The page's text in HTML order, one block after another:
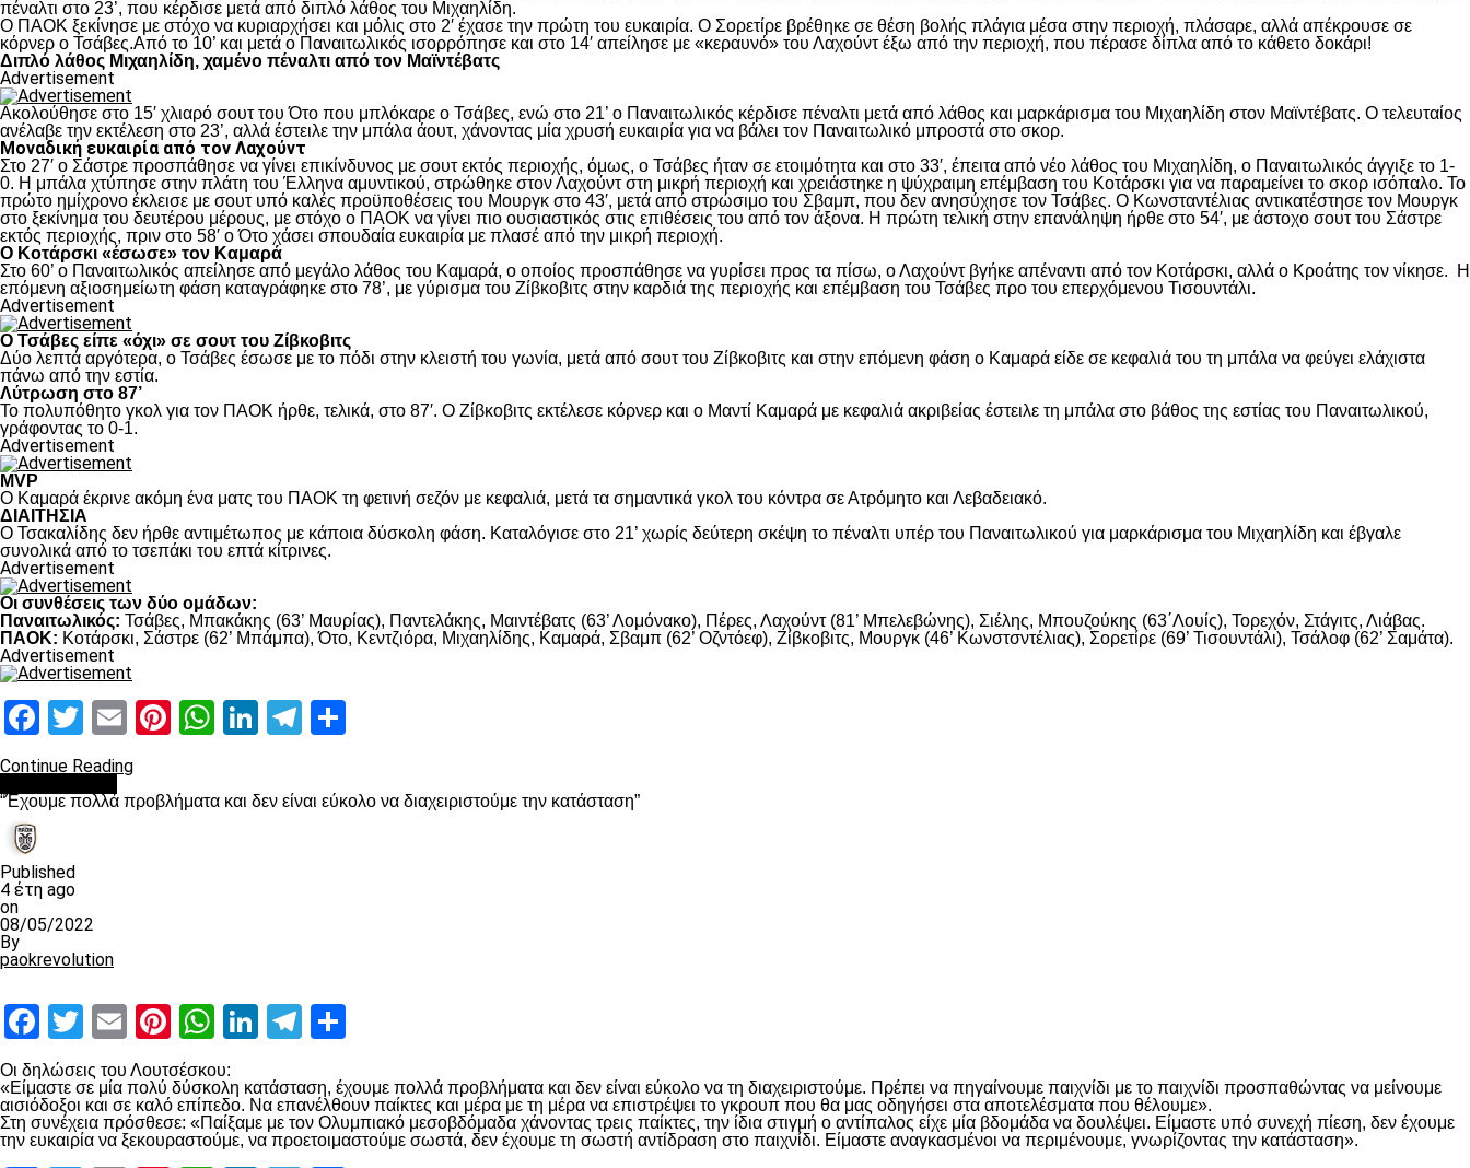
πέναλτι στο 23’, που κέρδισε μετά από διπλό λάθος του Μιχαηλίδη.
Ο ΠΑΟΚ ξεκίνησε με στόχο να κυριαρχήσει και μόλις στο 2′ έχασε την πρώτη του ευκαιρία. Ο Σορετίρε βρέθηκε σε θέση βολής πλάγια μέσα στην περιοχή, πλάσαρε, αλλά απέκρουσε σε
κόρνερ ο Τσάβες.Από το 10’ και μετά ο Παναιτωλικός ισορρόπησε και στο 14′ απείλησε με «κεραυνό» του Λαχούντ έξω από την περιοχή, που πέρασε δίπλα από το κάθετο δοκάρι!
Διπλό λάθος Μιχαηλίδη, χαμένο πέναλτι από τον Μαϊντέβατς
Advertisement
Ακολούθησε στο 15′ χλιαρό σουτ του Ότο που μπλόκαρε ο Τσάβες, ενώ στο 21’ ο Παναιτωλικός κέρδισε πέναλτι μετά από λάθος και μαρκάρισμα του Μιχαηλίδη στον Μαϊντέβατς. Ο τελευταίος
ανέλαβε την εκτέλεση στο 23’, αλλά έστειλε την μπάλα άουτ, χάνοντας μία χρυσή ευκαιρία για να βάλει τον Παναιτωλικό μπροστά στο σκορ.
Μοναδική ευκαιρία από τον Λαχούντ
Στο 27′ ο Σάστρε προσπάθησε να γίνει επικίνδυνος με σουτ εκτός περιοχής, όμως, ο Τσάβες ήταν σε ετοιμότητα και στο 33′, έπειτα από νέο λάθος του Μιχαηλίδη, ο Παναιτωλικός άγγιξε το 1-
0. Η μπάλα χτύπησε στην πλάτη του Έλληνα αμυντικού, στρώθηκε στον Λαχούντ στη μικρή περιοχή και χρειάστηκε η ψύχραιμη επέμβαση του Κοτάρσκι για να παραμείνει το σκορ ισόπαλο. Το
πρώτο ημίχρονο έκλεισε με σουτ υπό καλές προϋποθέσεις του Μουργκ στο 43′, μετά από στρώσιμο του Σβαμπ, που δεν ανησύχησε τον Τσάβες. Ο Κωνσταντέλιας αντικατέστησε τον Μουργκ
στο ξεκίνημα του δευτέρου μέρους, με στόχο ο ΠΑΟΚ να γίνει πιο ουσιαστικός στις επιθέσεις του από τον άξονα. Η πρώτη τελική στην επανάληψη ήρθε στο 54′, με άστοχο σουτ του Σάστρε
εκτός περιοχής, πριν στο 58′ ο Ότο χάσει σπουδαία ευκαιρία με πλασέ από την μικρή περιοχή.
Ο Κοτάρσκι «έσωσε» τον Καμαρά
Στο 60’ ο Παναιτωλικός απείλησε από μεγάλο λάθος του Καμαρά, ο οποίος προσπάθησε να γυρίσει προς τα πίσω, ο Λαχούντ βγήκε απέναντι από τον Κοτάρσκι, αλλά ο Κροάτης τον νίκησε. Η
επόμενη αξιοσημείωτη φάση καταγράφηκε στο 78’, με γύρισμα του Ζίβκοβιτς στην καρδιά της περιοχής και επέμβαση του Τσάβες προ του επερχόμενου Τισουντάλι.
Advertisement
Ο Τσάβες είπε «όχι» σε σουτ του Ζίβκοβιτς
Δύο λεπτά αργότερα, ο Τσάβες έσωσε με το πόδι στην κλειστή του γωνία, μετά από σουτ του Ζίβκοβιτς και στην επόμενη φάση ο Καμαρά είδε σε κεφαλιά του τη μπάλα να φεύγει ελάχιστα
πάνω από την εστία.
Λύτρωση στο 87’
Το πολυπόθητο γκολ για τον ΠΑΟΚ ήρθε, τελικά, στο 87′. Ο Ζίβκοβιτς εκτέλεσε κόρνερ και ο Μαντί Καμαρά με κεφαλιά ακριβείας έστειλε τη μπάλα στο βάθος της εστίας του Παναιτωλικού,
γράφοντας το 0-1.
Advertisement
MVP
Ο Καμαρά έκρινε ακόμη ένα ματς του ΠΑΟΚ τη φετινή σεζόν με κεφαλιά, μετά τα σημαντικά γκολ του κόντρα σε Ατρόμητο και Λεβαδειακό.
ΔΙΑΙΤΗΣΙΑ
Ο Τσακαλίδης δεν ήρθε αντιμέτωπος με κάποια δύσκολη φάση. Καταλόγισε στο 21’ χωρίς δεύτερη σκέψη το πέναλτι υπέρ του Παναιτωλικού για μαρκάρισμα του Μιχαηλίδη και έβγαλε
συνολικά από το τσεπάκι του επτά κίτρινες.
Advertisement
Οι συνθέσεις των δύο ομάδων:
Παναιτωλικός: Τσάβες, Μπακάκης (63’ Μαυρίας), Παντελάκης, Μαιντέβατς (63’ Λομόνακο), Πέρες, Λαχούντ (81’ Μπελεβώνης), Σιέλης, Μπουζούκης (63΄Λουίς), Τορεχόν, Στάγιτς, Λιάβας.
ΠΑΟΚ: Κοτάρσκι, Σάστρε (62’ Μπάμπα), Ότο, Κεντζιόρα, Μιχαηλίδης, Καμαρά, Σβαμπ (62’ Οζντόεφ), Ζίβκοβιτς, Μουργκ (46’ Κωνστσντέλιας), Σορετίρε (69’ Τισουντάλι), Τσάλοφ (62’ Σαμάτα).
Advertisement
Facebook
Twitter
EmailPinterest
WhatsApp
LinkedIn
Telegram
Continue Reading
“Έχουμε πολλά προβλήματα και δεν είναι εύκολο να διαχειριστούμε την κατάσταση”
Published
4 έτη ago
on
08/05/2022
By
paokrevolution
Facebook
Twitter
EmailPinterest
WhatsApp
LinkedIn
Telegram
Οι δηλώσεις του Λουτσέσκου:
«Είμαστε σε μία πολύ δύσκολη κατάσταση, έχουμε πολλά προβλήματα και δεν είναι εύκολο να τη διαχειριστούμε. Πρέπει να πηγαίνουμε παιχνίδι με το παιχνίδι προσπαθώντας να μείνουμε
αισιόδοξοι και σε καλό επίπεδο. Να επανέλθουν παίκτες και μέρα με τη μέρα να επιστρέψει το γκρουπ που θα μας οδηγήσει στα αποτελέσματα που θέλουμε».
Στη συνέχεια πρόσθεσε: «Παίξαμε με τον Ολυμπιακό μεσοβδόμαδα χάνοντας τρεις παίκτες, την ίδια στιγμή ο αντίπαλος είχε μία βδομάδα να δουλέψει. Είμαστε υπό συνεχή πίεση, δεν έχουμε
την ευκαιρία να ξεκουραστούμε, να προετοιμαστούμε σωστά, δεν έχουμε τη σωστή αντίδραση στο παιχνίδι. Είμαστε αναγκασμένοι να περιμένουμε, γνωρίζοντας την κατάσταση».